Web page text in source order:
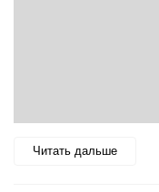
Читать дальше